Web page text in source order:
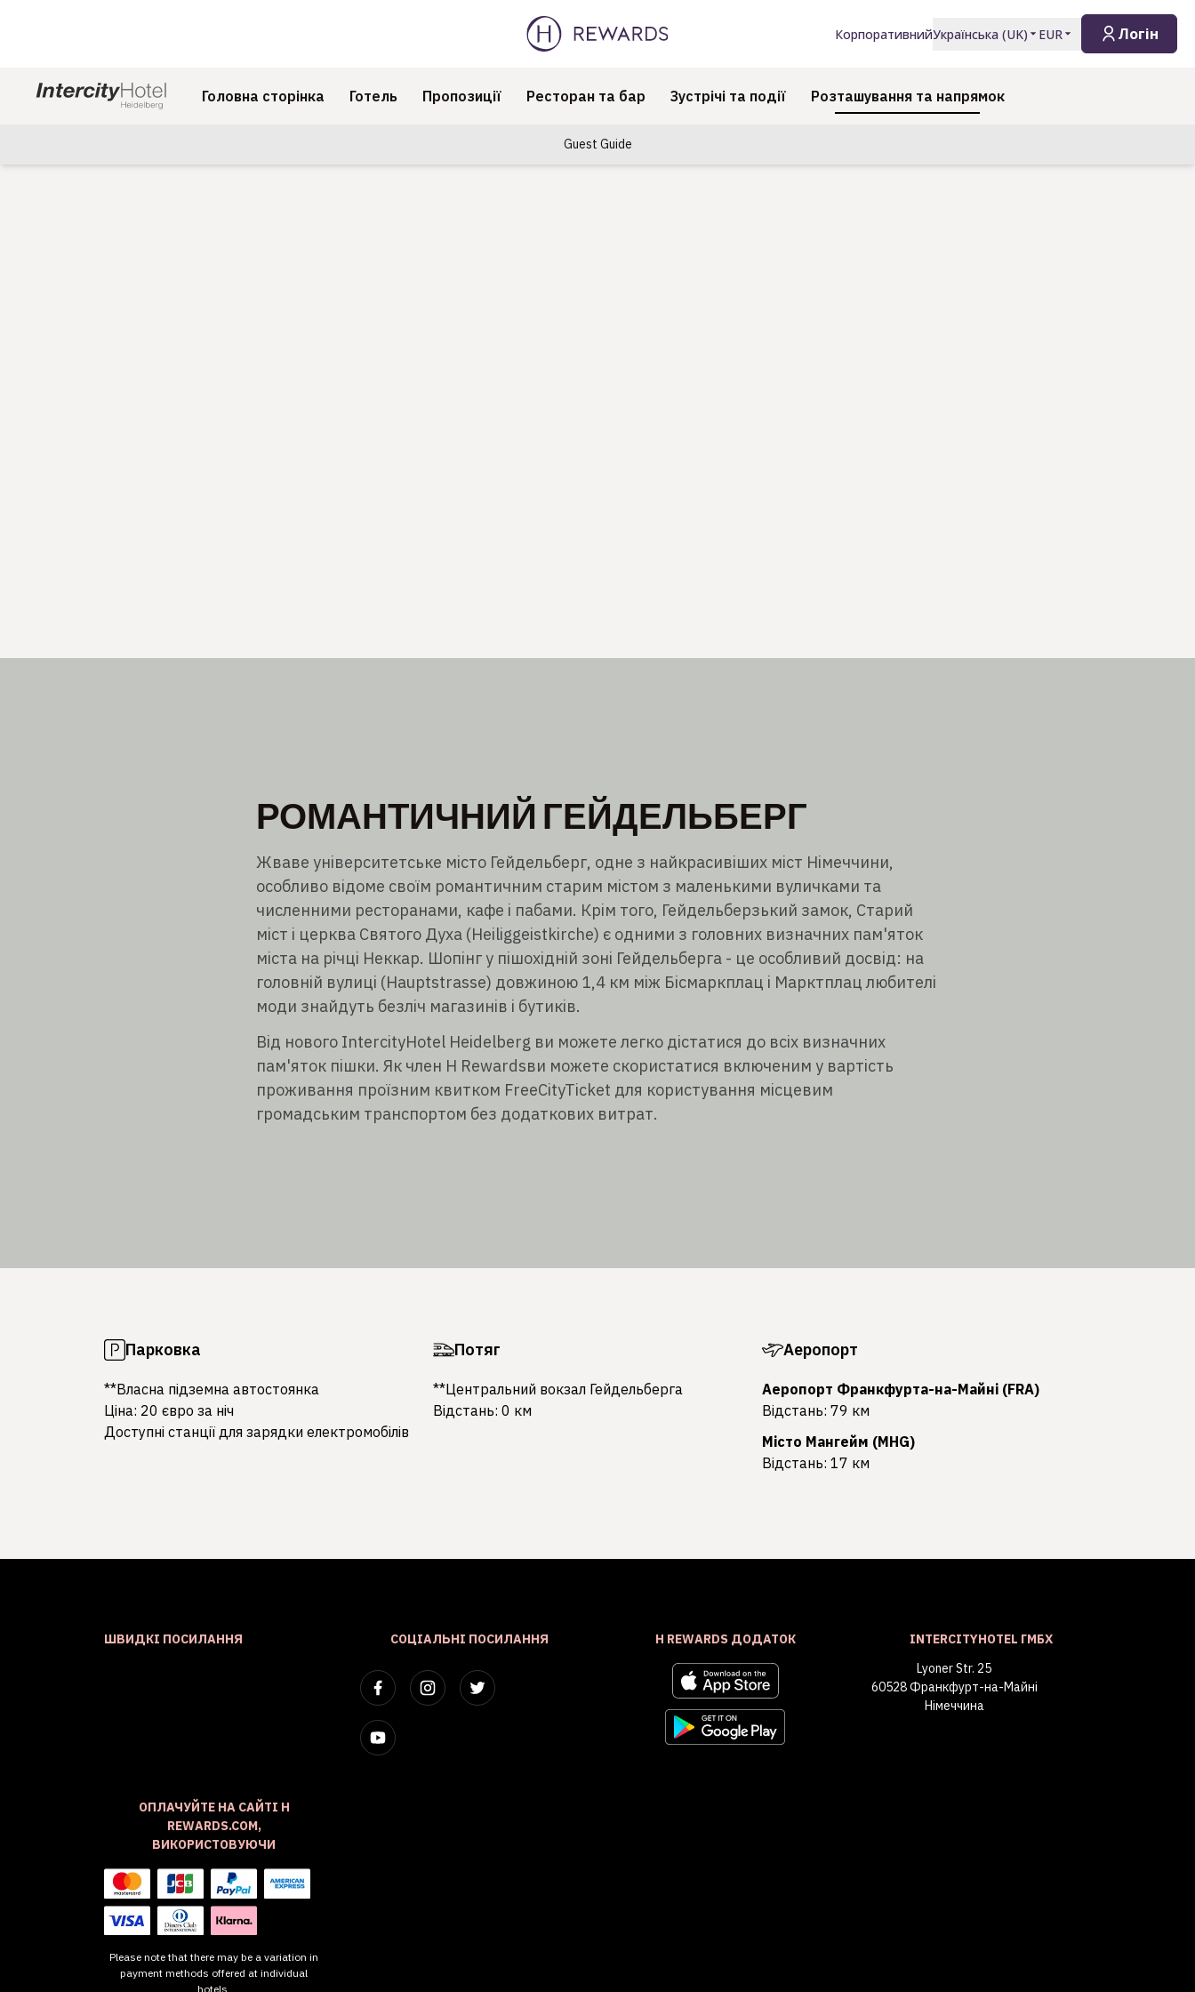
КорпоративнийУкраїнська (UK) EUR Логін
Головна сторінка Готель Пропозиції Ресторан та бар Зустрічі та події Розташування та напрямок
Guest Guide
РОМАНТИЧНИЙ ГЕЙДЕЛЬБЕРГ
Жваве університетське місто Гейдельберг, одне з найкрасивіших міст Німеччини,
особливо відоме своїм романтичним старим містом з маленькими вуличками та
численними ресторанами, кафе і пабами. Крім того, Гейдельберзький замок, Старий
міст і церква Святого Духа (Heiliggeistkirche) є одними з головних визначних пам'яток
міста на річці Неккар. Шопінг у пішохідній зоні Гейдельберга - це особливий досвід: на
головній вулиці (Hauptstrasse) довжиною 1,4 км між Бісмаркплац і Марктплац любителі
моди знайдуть безліч магазинів і бутиків.
Від нового IntercityHotel Heidelberg ви можете легко дістатися до всіх визначних
пам'яток пішки. Як член H Rewardsви можете скористатися включеним у вартість
проживання проїзним квитком FreeCityTicket для користування місцевим
громадським транспортом без додаткових витрат.
Парковка
**Власна підземна автостоянка
Ціна: 20 євро за ніч
Доступні станції для зарядки електромобілів
Потяг
**Центральний вокзал Гейдельберга
Відстань: 0 км
Аеропорт
Аеропорт Франкфурта-на-Майні (FRA)
Відстань: 79 км
Місто Мангейм (MHG)
Відстань: 17 км
ШВИДКІ ПОСИЛАННЯ СОЦІАЛЬНІ ПОСИЛАННЯ H REWARDS ДОДАТОК
INTERCITYHOTEL ГМБХ
Lyoner Str. 25
60528 Франкфурт-на-Майні
Німеччина
ОПЛАЧУЙТЕ НА САЙТІ H
REWARDS.COM,
ВИКОРИСТОВУЮЧИ
Please note that there may be a variation in
payment methods offered at individual
hotels.